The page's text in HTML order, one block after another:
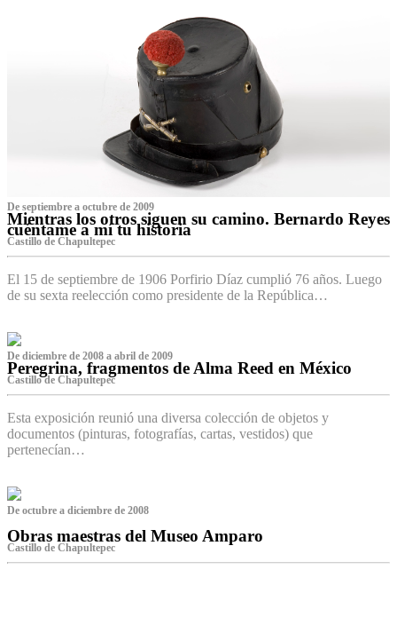
De septiembre a octubre de 2009
Mientras los otros siguen su camino. Bernardo Reyes
cuéntame a mí tu historia
Castillo de Chapultepec
El 15 de septiembre de 1906 Porfirio Díaz cumplió 76 años. Luego
de su sexta reelección como presidente de la República…
De diciembre de 2008 a abril de 2009
Peregrina, fragmentos de Alma Reed en México
Castillo de Chapultepec
Esta exposición reunió una diversa colección de objetos y
documentos (pinturas, fotografías, cartas, vestidos) que
pertenecían…
De octubre a diciembre de 2008
Obras maestras del Museo Amparo
Castillo de Chapultepec